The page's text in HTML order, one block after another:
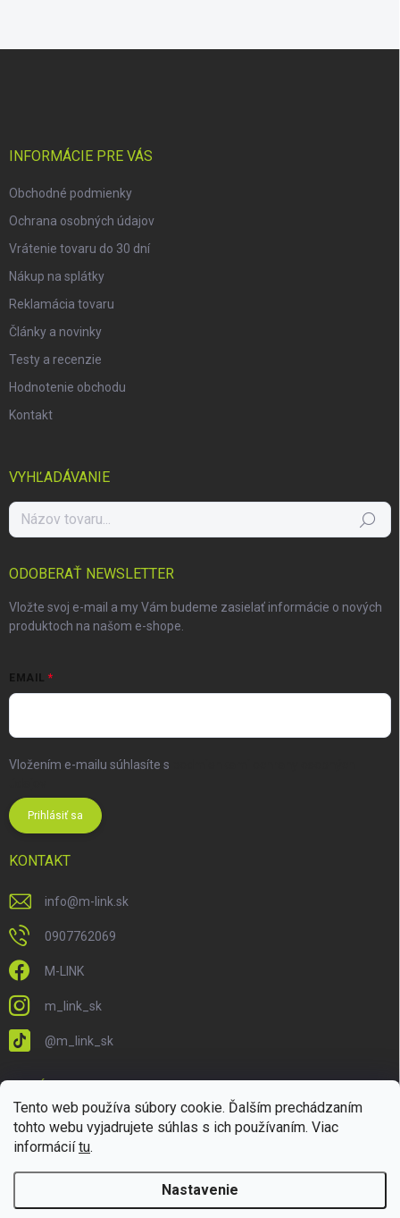
Tento web používa súbory cookie. Ďalším prechádzaním
tohto webu vyjadrujete súhlas s ich používaním. Viac
informáciítu.
Nastavenie
INFORMÁCIE PRE VÁS
Obchodné podmienky
Ochrana osobných údajov
Vrátenie tovaru do 30 dní
Nákup na splátky
Reklamácia tovaru
Články a novinky
Testy a recenzie
Hodnotenie obchodu
Kontakt
VYHĽADÁVANIE
Hľadať
ODOBERAŤ NEWSLETTER
Vložte svoj e-mail a my Vám budeme zasielať informácie o nových
produktoch na našom e-shope.
EMAIL
Vložením e-mailu súhlasíte s
Prihlásiť sa
KONTAKT
info@m-link.sk
0907762069
M-LINK
m_link_sk
@m_link_sk